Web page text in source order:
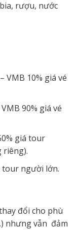
rượu, nước
VMB 10% giá vé
90% giá vé
giá tour
riêng).
tour người lớn.
đổi cho phù
nhưng vẫn đảm